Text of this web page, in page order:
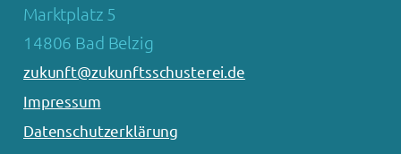
Marktplatz 5
14806 Bad Belzig
zukunft@zukunftsschusterei.de
Impressum
Datenschutzerklärung